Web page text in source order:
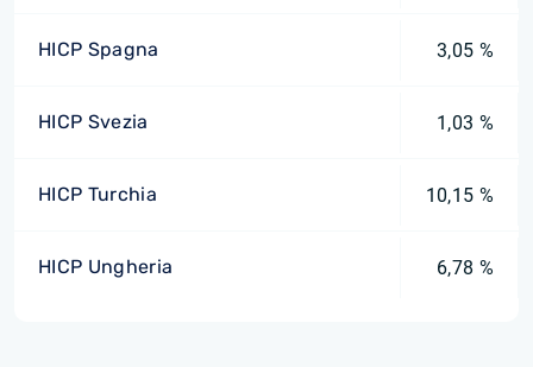
HICP Spagna 3,05 %
HICP Svezia 1,03 %
HICP Turchia 10,15 %
HICP Ungheria 6,78 %